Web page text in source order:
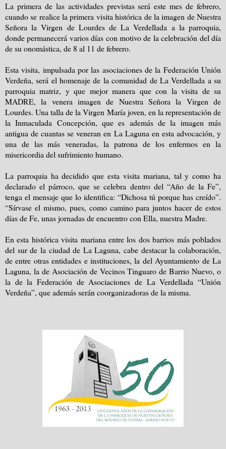
La primera de las actividades previstas será este mes de febrero,
cuando se realice la primera visita histórica de la imagen de Nuestra
Señora la Virgen de Lourdes de La Verdellada a la parroquia,
donde permanecerá varios días con motivo de la celebración del día
de su onomástica, de 8 al 11 de febrero.
Esta visita, impulsada por las asociaciones de la Federación Unión
Verdeña, será el homenaje de la comunidad de La Verdellada a su
parroquia matriz, y que mejor manera que con la visita de su
MADRE, la venera imagen de Nuestra Señora la Virgen de
Lourdes. Una talla de la Virgen María joven, en la representación de
la Inmaculada Concepción, que es además de la imagen más
antigua de cuantas se veneran en La Laguna en esta advocación, y
una de las más veneradas, la patrona de los enfermos en la
misericordia del sufrimiento humano.
La parroquia ha decidido que esta visita mariana, tal y como ha
declarado el párroco, que se celebra dentro del “Año de la Fe”,
tenga el mensaje que lo identifica: “Dichosa tú porque has creído”.
“Sírvase el mismo, pues, como camino para juntos hacer de estos
días de Fe, unas jornadas de encuentro con Ella, nuestra Madre.
En esta histórica visita mariana entre los dos barrios más poblados
del sur de la ciudad de La Laguna, cabe destacar la colaboración,
de entre otras entidades e instituciones, la del Ayuntamiento de La
Laguna, la de Asociación de Vecinos Tinguaro de Barrio Nuevo, o
la de la Federación de Asociaciones de La Verdellada “Unión
Verdeña”, que además serán coorganizadoras de la misma.